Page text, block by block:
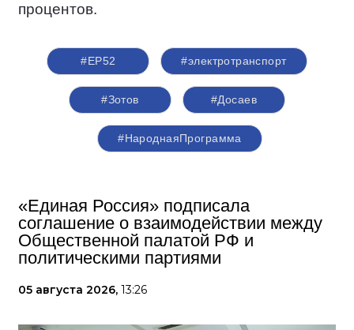
процентов.
#ЕР52 #электротранспорт
#Зотов #Досаев
#НароднаяПрограмма
«Единая Россия» подписала
соглашение о взаимодействии между
Общественной палатой РФ и
политическими партиями
05 августа 2026, 13:26